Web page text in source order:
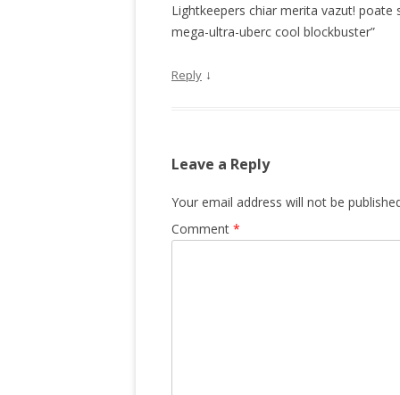
Lightkeepers chiar merita vazut!
mega-ultra-uberc cool blockbuster”
Reply ↓
Leave a Reply
Your email address will not be
Comment *